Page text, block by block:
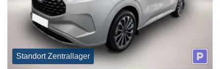
Standort Zentrallager